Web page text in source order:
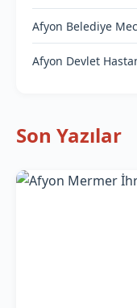
Afyon Belediye
Afyon Devlet
Son Yazılar